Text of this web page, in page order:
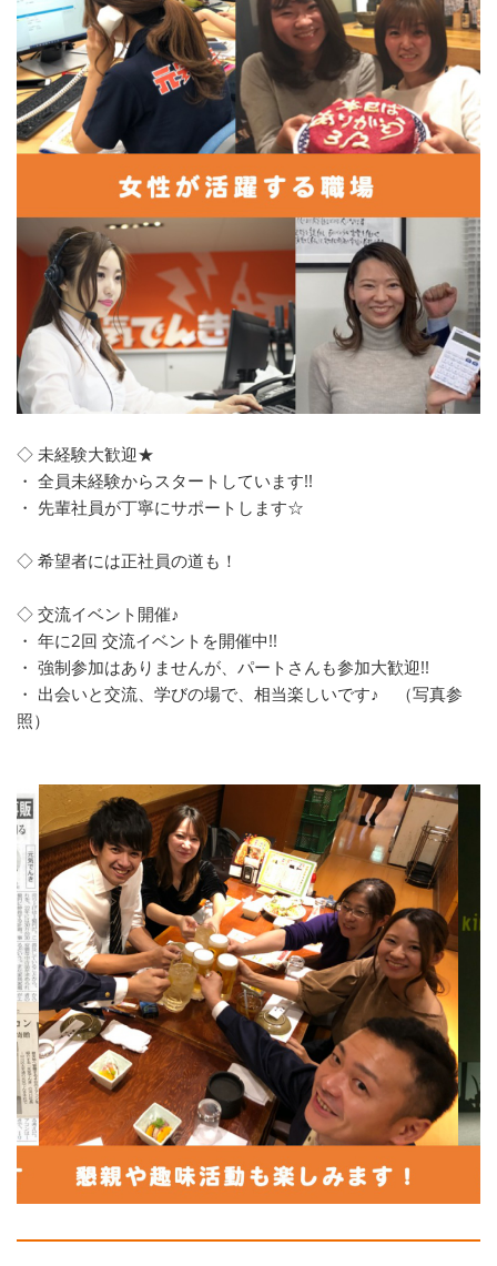
◇ 未経験大歓迎★
・ 全員未経験からスタートしています!!
・ 先輩社員が丁寧にサポートします☆
◇ 希望者には正社員の道も！
◇ 交流イベント開催♪
・ 年に2回 交流イベントを開催中!!
・ 強制参加はありませんが、パートさんも参加大歓迎!!
・ 出会いと交流、学びの場で、相当楽しいです♪ （写真参
照）